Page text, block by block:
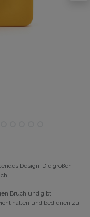
Design. Die großen
Bruch und gibt
halten und bedienen zu